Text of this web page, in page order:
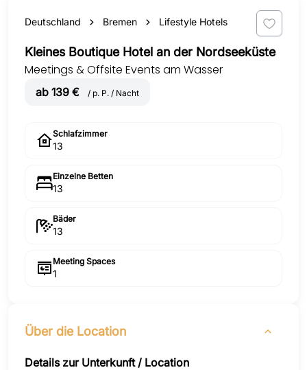
Deutschland Bremen Lifestyle Hotels
Kleines Boutique Hotel an der Nordseeküste
Meetings & Offsite Events am Wasser
ab 139 € / p. P. / Nacht
Schlafzimmer
13
Einzelne Betten
13
Bäder
13
Meeting Spaces
1
Über die Location
Details zur Unterkunft / Location